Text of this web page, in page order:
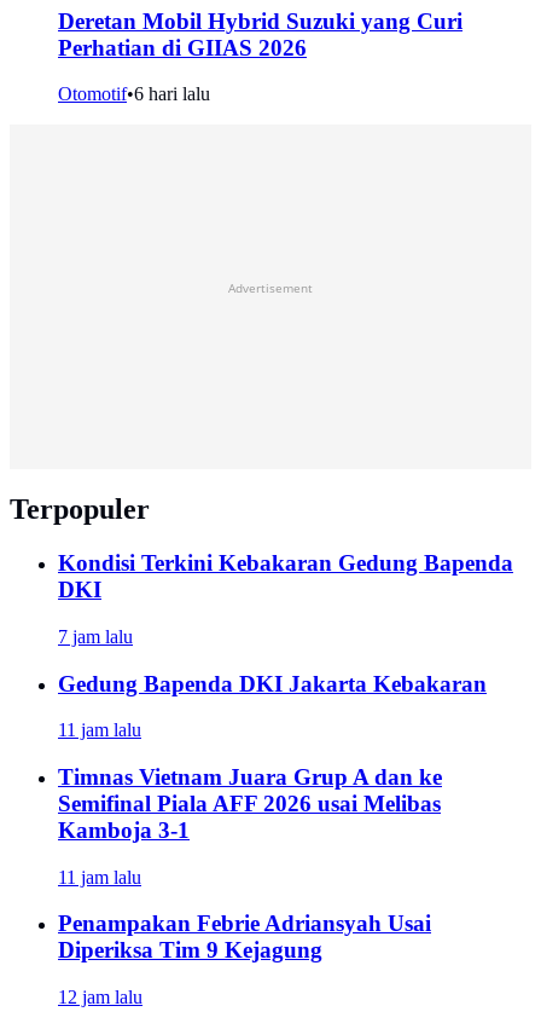
Deretan Mobil Hybrid Suzuki yang Curi
Perhatian di GIIAS 2026
Otomotif•6 hari lalu
Advertisement
Terpopuler
Kondisi Terkini Kebakaran Gedung Bapenda
DKI
7 jam lalu
Gedung Bapenda DKI Jakarta Kebakaran
11 jam lalu
Timnas Vietnam Juara Grup A dan ke
Semifinal Piala AFF 2026 usai Melibas
Kamboja 3-1
11 jam lalu
Penampakan Febrie Adriansyah Usai
Diperiksa Tim 9 Kejagung
12 jam lalu